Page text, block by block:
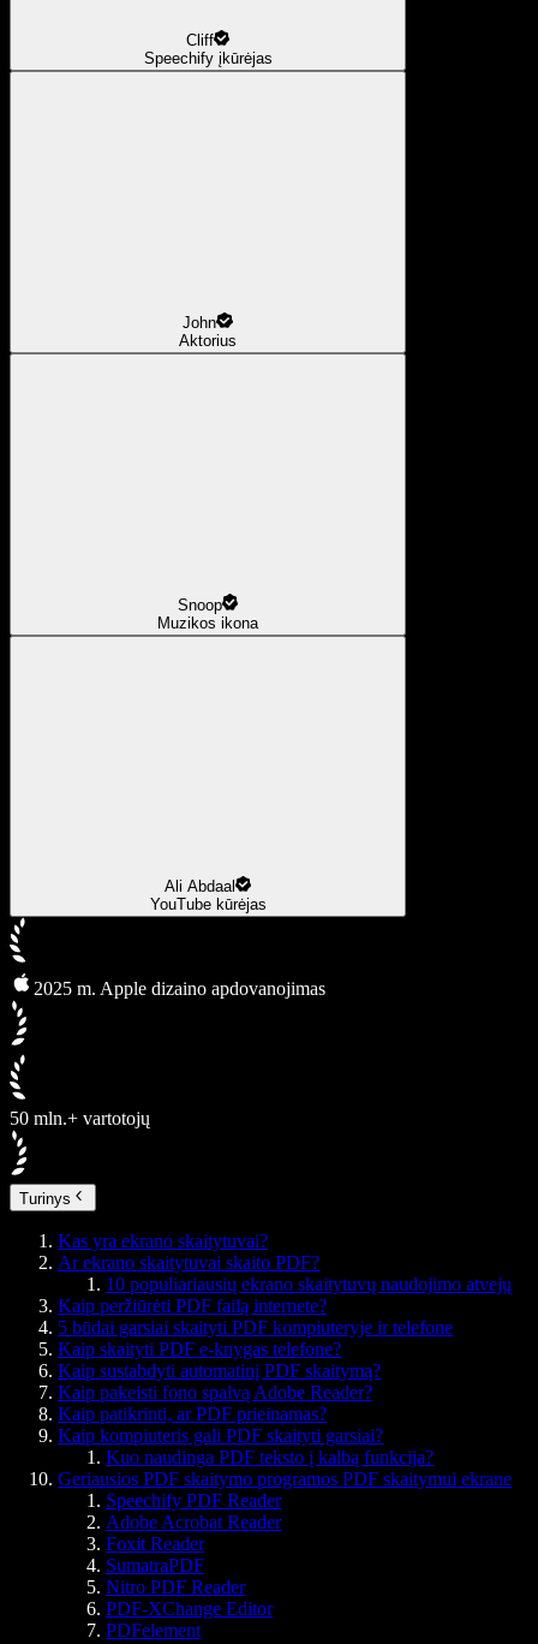
Cliff
Speechify įkūrėjas
John
Aktorius
Snoop
Muzikos ikona
Ali Abdaal
YouTube kūrėjas
2025 m. Apple dizaino apdovanojimas
50 mln.+ vartotojų
Turinys
Kas yra ekrano skaitytuvai?
Ar ekrano skaitytuvai skaito PDF?
10 populiariausių ekrano skaitytuvų naudojimo atvejų
Kaip peržiūrėti PDF failą internete?
5 būdai garsiai skaityti PDF kompiuteryje ir telefone
Kaip skaityti PDF e-knygas telefone?
Kaip sustabdyti automatinį PDF skaitymą?
Kaip pakeisti fono spalvą Adobe Reader?
Kaip patikrinti, ar PDF prieinamas?
Kaip kompiuteris gali PDF skaityti garsiai?
Kuo naudinga PDF teksto į kalbą funkcija?
Geriausios PDF skaitymo programos PDF skaitymui ekrane
Speechify PDF Reader
Adobe Acrobat Reader
Foxit Reader
SumatraPDF
Nitro PDF Reader
PDF-XChange Editor
PDFelement